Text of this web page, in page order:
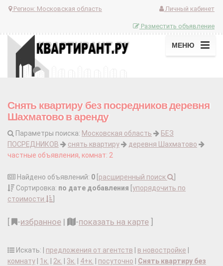
Регион: Московская область Личный кабинет
Разместить объявление
МЕНЮ
Снять квартиру без посредников деревня
Шахматово в аренду
Параметры поиска: Московская область
БЕЗ
ПОСРЕДНИКОВ
снять квартиру
деревня Шахматово
частные объявления, комнат: 2
Найдено объявлений: 0 расширенный поиск
Сортировка: по дате добавления упорядочить по
стоимости
-избранное | -показать на карте
Искать: | предложения от агентств в новостройке
комнату
1к. 2к. 3к. 4+к. посуточно
Снять квартиру без